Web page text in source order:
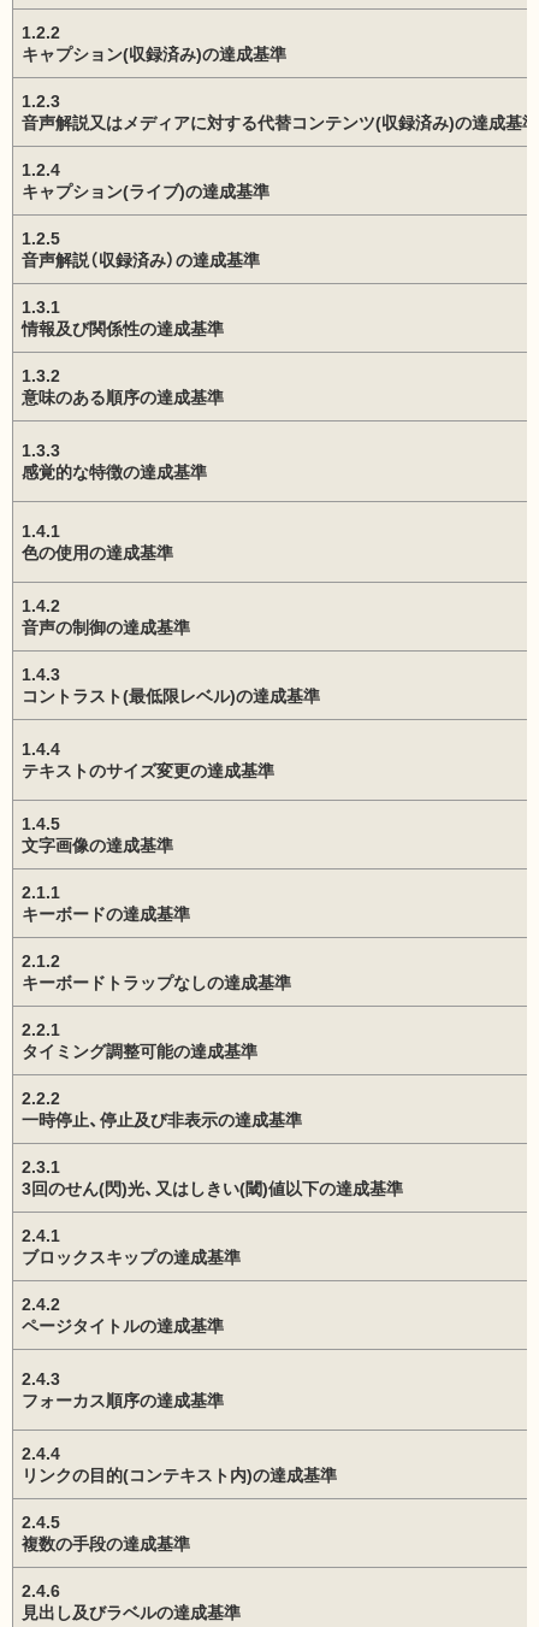
1.2.2
キャプション(収録済み)の達成基準
1.2.3
音声解説又はメディアに対する代替コンテンツ(収録済み)の達成基準
1.2.4
キャプション(ライブ)の達成基準
1.2.5
音声解説（収録済み）の達成基準
1.3.1
情報及び関係性の達成基準
1.3.2
意味のある順序の達成基準
1.3.3
感覚的な特徴の達成基準
1.4.1
色の使用の達成基準
1.4.2
音声の制御の達成基準
1.4.3
コントラスト(最低限レベル)の達成基準
1.4.4
テキストのサイズ変更の達成基準
1.4.5
文字画像の達成基準
2.1.1
キーボードの達成基準
2.1.2
キーボードトラップなしの達成基準
2.2.1
タイミング調整可能の達成基準
2.2.2
一時停止、停止及び非表示の達成基準
2.3.1
3回のせん(閃)光、又はしきい(閾)値以下の達成基準
2.4.1
ブロックスキップの達成基準
2.4.2
ページタイトルの達成基準
2.4.3
フォーカス順序の達成基準
2.4.4
リンクの目的(コンテキスト内)の達成基準
2.4.5
複数の手段の達成基準
2.4.6
見出し及びラベルの達成基準